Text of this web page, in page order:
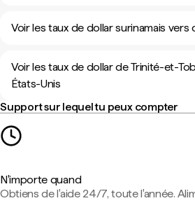
Voir les taux de dollar surinamais vers
Voir les taux de dollar de Trinité-et-
États-Unis
Support sur lequel tu peux compter
N'importe quand
Obtiens de l'aide 24/7, toute l'année.